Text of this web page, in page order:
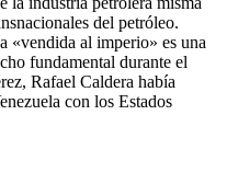
del petróleo.
«vendida al imperio» es una
fundamental durante el
Rafael Caldera había
con los Estados